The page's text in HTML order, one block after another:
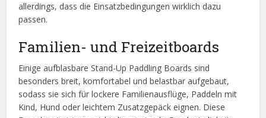
allerdings, dass die Einsatzbedingungen wirklich dazu
passen.
Familien- und Freizeitboards
Einige aufblasbare Stand-Up Paddling Boards sind
besonders breit, komfortabel und belastbar aufgebaut,
sodass sie sich für lockere Familienausflüge, Paddeln mit
Kind, Hund oder leichtem Zusatzgepäck eignen. Diese